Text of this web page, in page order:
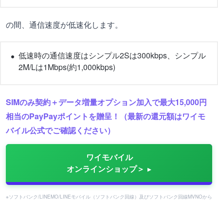
の間、通信速度が低速化します。
低速時の通信速度はシンプル2Sは300kbps、シンプル
2M/Lは1Mbps(約1,000kbps)
SIMのみ契約＋データ増量オプション加入で最大15,000円
相当のPayPayポイントを贈呈！（最新の還元額はワイモ
バイル公式でご確認ください）
ワイモバイル
オンラインショップ＞
※ソフトバンク/LINEMO/LINEモバイル（ソフトバンク回線）及びソフトバンク回線MVNOから